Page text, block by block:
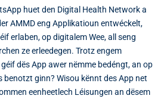
huet den Digital Health Network a
AMMD eng Applikatioun entwéckelt,
erlaben, op digitalem Wee, all seng
ze erleedegen. Trotz engem
dës App awer nëmme bedéngt, an op
benotzt ginn? Wisou kënnt des App net
eenheetlech Léisungen an dësem